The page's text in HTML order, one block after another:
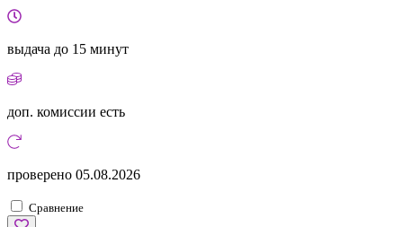
выдача до 15 минут
доп. комиссии есть
проверено 05.08.2026
Сравнение